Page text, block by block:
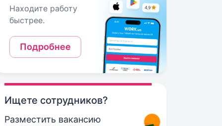
Находите работу
быстрее.
Подробнее
Ищете сотрудников?
Разместить вакансию